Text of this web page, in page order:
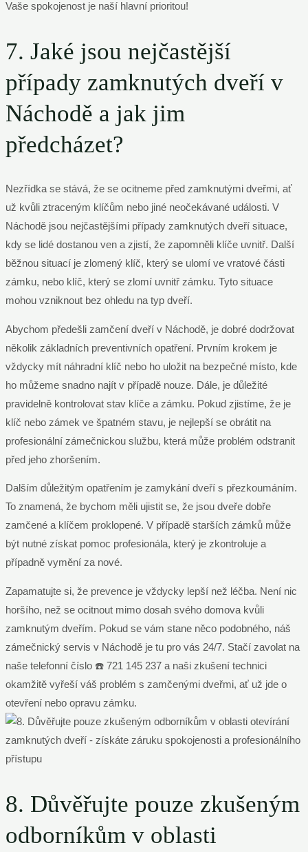
Vaše spokojenost je naší hlavní prioritou!
7. Jaké jsou nejčastější
případy zamknutých dveří v
Náchodě a jak jim
předcházet?
Nezřídka se stává, že se ocitneme před zamknutými dveřmi, ať
už kvůli ztraceným klíčům nebo jiné neočekávané události. V
Náchodě jsou nejčastějšími případy zamknutých dveří situace,
kdy se lidé dostanou ven a zjistí, že zapomněli klíče uvnitř. Další
běžnou situací je zlomený klíč, který se ulomí ve vratové části
zámku, nebo klíč, který se zlomí uvnitř zámku. Tyto situace
mohou vzniknout bez ohledu na typ dveří.
Abychom předešli zamčení dveří v Náchodě, je dobré dodržovat
několik základních preventivních opatření. Prvním krokem je
vždycky mít náhradní klíč nebo ho uložit na bezpečné místo, kde
ho můžeme snadno najít v případě nouze. Dále, je důležité
pravidelně kontrolovat stav klíče a zámku. Pokud zjistíme, že je
klíč nebo zámek ve špatném stavu, je nejlepší se obrátit na
profesionální zámečnickou službu, která může problém odstranit
před jeho zhoršením.
Dalším důležitým opatřením je zamykání dveří s přezkoumáním.
To znamená, že bychom měli ujistit se, že jsou dveře dobře
zamčené a klíčem proklopené. V případě starších zámků může
být nutné získat pomoc profesionála, který je zkontroluje a
případně vymění za nové.
Zapamatujte si, že prevence je vždycky lepší než léčba. Není nic
horšího, než se ocitnout mimo dosah svého domova kvůli
zamknutým dveřím. Pokud se vám stane něco podobného, náš
zámečnický servis v Náchodě je tu pro vás 24/7. Stačí zavolat na
naše telefonní číslo ☎️ 721 145 237 a naši zkušení technici
okamžitě vyřeší váš problém s zamčenými dveřmi, ať už jde o
otevření nebo opravu zámku.
8. Důvěřujte pouze zkušeným
odborníkům v oblasti